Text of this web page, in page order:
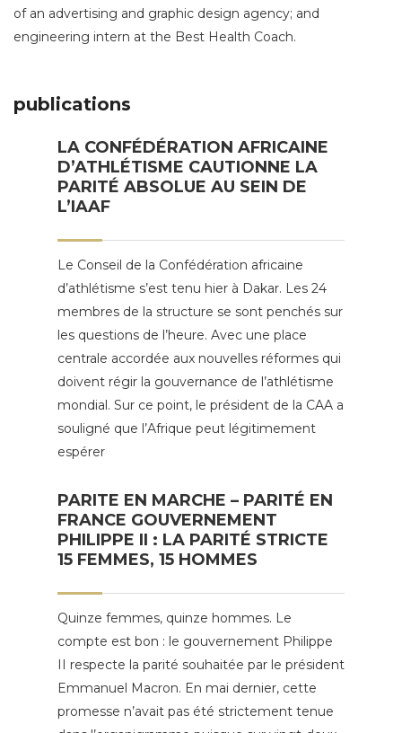
of an advertising and graphic design agency; and
engineering intern at the Best Health Coach.
publications
LA CONFÉDÉRATION AFRICAINE
D’ATHLÉTISME CAUTIONNE LA
PARITÉ ABSOLUE AU SEIN DE
L’IAAF
Le Conseil de la Confédération africaine
d’athlétisme s’est tenu hier à Dakar. Les 24
membres de la structure se sont penchés sur
les questions de l’heure. Avec une place
centrale accordée aux nouvelles réformes qui
doivent régir la gouvernance de l’athlétisme
mondial. Sur ce point, le président de la CAA a
souligné que l’Afrique peut légitimement
espérer
PARITE EN MARCHE – PARITÉ EN
FRANCE GOUVERNEMENT
PHILIPPE II : LA PARITÉ STRICTE
15 FEMMES, 15 HOMMES
Quinze femmes, quinze hommes. Le
compte est bon : le gouvernement Philippe
II respecte la parité souhaitée par le président
Emmanuel Macron. En mai dernier, cette
promesse n’avait pas été strictement tenue